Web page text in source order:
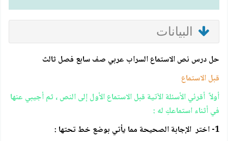
البيانات
حل درس نص الاستماع السراب عربي صف سابع فصل ثالث
قبل الاستماع
أولاً أقرئي الأسئلة الآتية قبل الاستماع الأول إلى النص ، ثم أجيبي عنها
في أثناء استماعكِ له :
1- اختر الإجابة الصحيحة مما يأتي بوضع خط تحتها :